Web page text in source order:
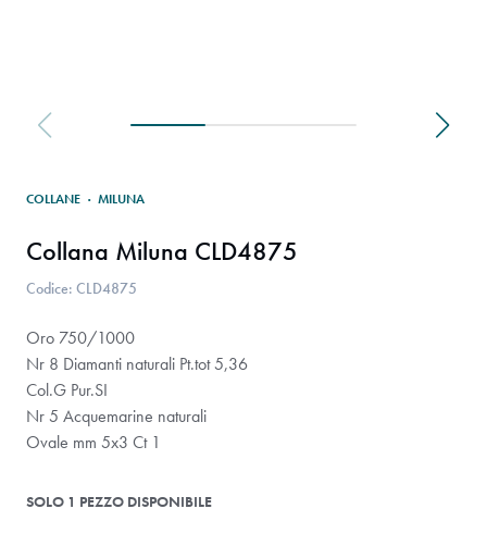
COLLANE · MILUNA
Collana Miluna CLD4875
Codice: CLD4875
Oro 750/1000
Nr 8 Diamanti naturali Pt.tot 5,36
Col.G Pur.SI
Nr 5 Acquemarine naturali
Ovale mm 5x3 Ct 1
SOLO 1 PEZZO DISPONIBILE